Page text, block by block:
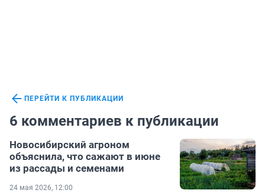
ПЕРЕЙТИ К ПУБЛИКАЦИИ
6 комментариев к публикации
Новосибирский агроном
объяснила, что сажают в июне
из рассады и семенами
24 мая 2026, 12:00